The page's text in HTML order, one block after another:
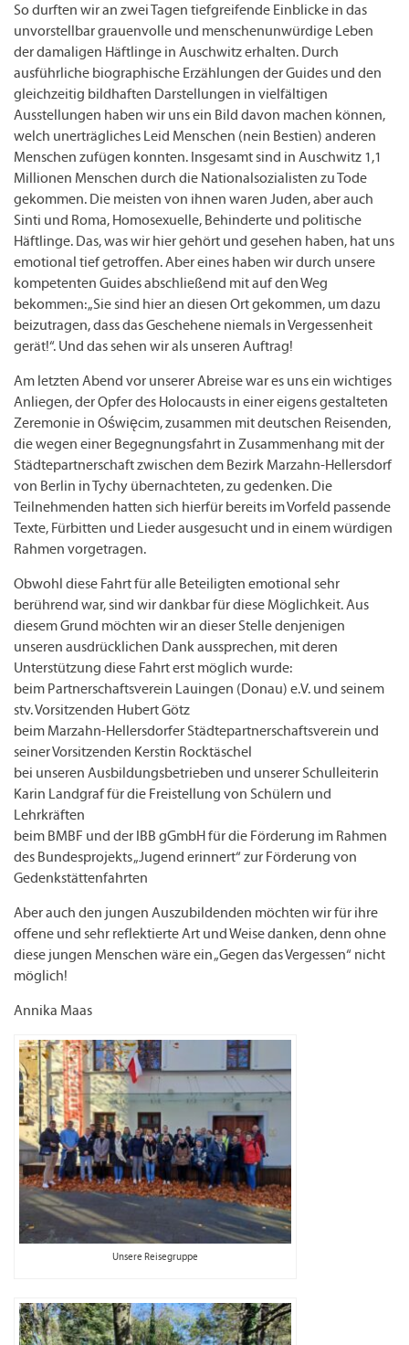
So durften wir an zwei Tagen tiefgreifende Einblicke in das
unvorstellbar grauenvolle und menschenunwürdige Leben
der damaligen Häftlinge in Auschwitz erhalten. Durch
ausführliche biographische Erzählungen der Guides und den
gleichzeitig bildhaften Darstellungen in vielfältigen
Ausstellungen haben wir uns ein Bild davon machen können,
welch unerträgliches Leid Menschen (nein Bestien) anderen
Menschen zufügen konnten. Insgesamt sind in Auschwitz 1,1
Millionen Menschen durch die Nationalsozialisten zu Tode
gekommen. Die meisten von ihnen waren Juden, aber auch
Sinti und Roma, Homosexuelle, Behinderte und politische
Häftlinge. Das, was wir hier gehört und gesehen haben, hat uns
emotional tief getroffen. Aber eines haben wir durch unsere
kompetenten Guides abschließend mit auf den Weg
bekommen: „Sie sind hier an diesen Ort gekommen, um dazu
beizutragen, dass das Geschehene niemals in Vergessenheit
gerät!“. Und das sehen wir als unseren Auftrag!
Am letzten Abend vor unserer Abreise war es uns ein wichtiges
Anliegen, der Opfer des Holocausts in einer eigens gestalteten
Zeremonie in Oświęcim, zusammen mit deutschen Reisenden,
die wegen einer Begegnungsfahrt in Zusammenhang mit der
Städtepartnerschaft zwischen dem Bezirk Marzahn-Hellersdorf
von Berlin in Tychy übernachteten, zu gedenken. Die
Teilnehmenden hatten sich hierfür bereits im Vorfeld passende
Texte, Fürbitten und Lieder ausgesucht und in einem würdigen
Rahmen vorgetragen.
Obwohl diese Fahrt für alle Beteiligten emotional sehr
berührend war, sind wir dankbar für diese Möglichkeit. Aus
diesem Grund möchten wir an dieser Stelle denjenigen
unseren ausdrücklichen Dank aussprechen, mit deren
Unterstützung diese Fahrt erst möglich wurde:
beim Partnerschaftsverein Lauingen (Donau) e.V. und seinem
stv. Vorsitzenden Hubert Götz
beim Marzahn-Hellersdorfer Städtepartnerschaftsverein und
seiner Vorsitzenden Kerstin Rocktäschel
bei unseren Ausbildungsbetrieben und unserer Schulleiterin
Karin Landgraf für die Freistellung von Schülern und
Lehrkräften
beim BMBF und der IBB gGmbH für die Förderung im Rahmen
des Bundesprojekts „Jugend erinnert“ zur Förderung von
Gedenkstättenfahrten
Aber auch den jungen Auszubildenden möchten wir für ihre
offene und sehr reflektierte Art und Weise danken, denn ohne
diese jungen Menschen wäre ein „Gegen das Vergessen“ nicht
möglich!
Annika Maas
Unsere Reisegruppe